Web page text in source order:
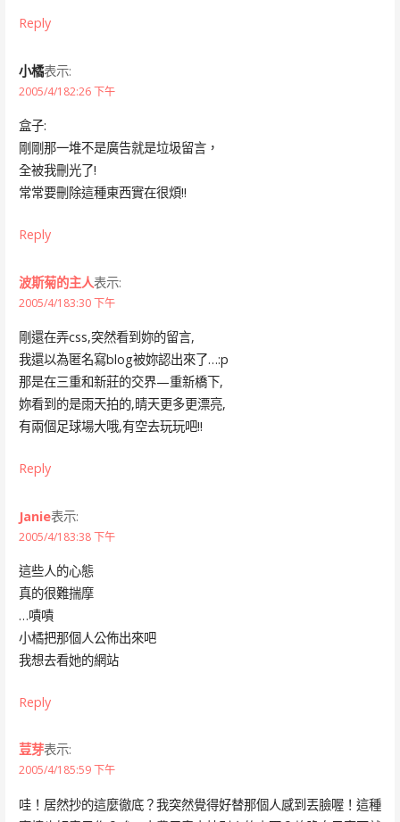
Reply
小橘表示:
2005/4/182:26 下午
盒子:
剛剛那一堆不是廣告就是垃圾留言，
全被我刪光了!
常常要刪除這種東西實在很煩!!
Reply
波斯菊的主人表示:
2005/4/183:30 下午
剛還在弄css,突然看到妳的留言,
我還以為匿名寫blog被妳認出來了…:p
那是在三重和新莊的交界—重新橋下,
妳看到的是雨天拍的,晴天更多更漂亮,
有兩個足球場大哦,有空去玩玩吧!!
Reply
Janie表示:
2005/4/183:38 下午
這些人的心態
真的很難揣摩
…嘖嘖
小橘把那個人公佈出來吧
我想去看她的網站
Reply
荳芽表示:
2005/4/185:59 下午
哇！居然抄的這麼徹底？我突然覺得好替那個人感到丟臉喔！這種